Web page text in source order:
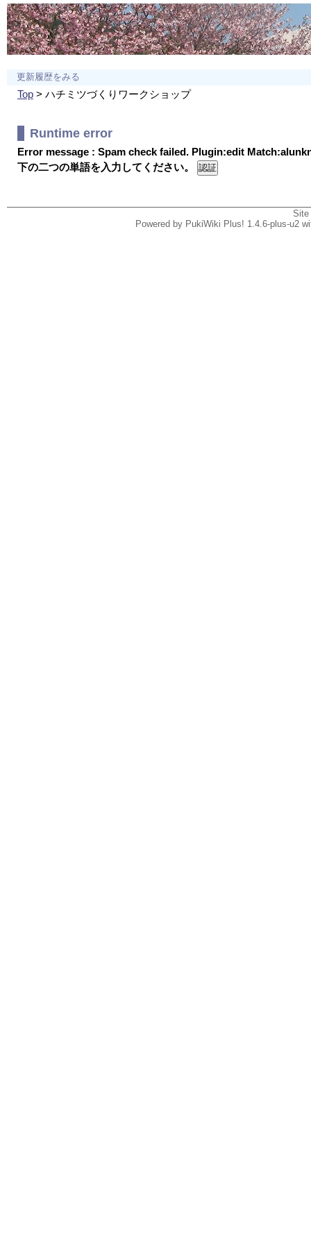
更新履歴をみる
Top> ハチミツづくりワークショップ
Runtime error
Error message : Spam check failed. Plugin:edit
下の二つの単語を入力してください。
Powered by PukiWiki Plus! 1.4.6-plus-u2